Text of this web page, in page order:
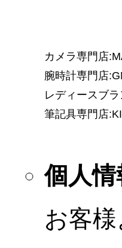
カメラ専門店
腕時計専門店
レディースブ
筆記具専門店
個人
お客